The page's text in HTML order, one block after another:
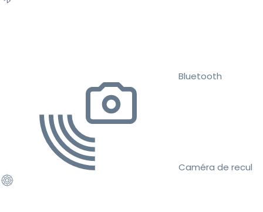
Bluetooth
Caméra de recul